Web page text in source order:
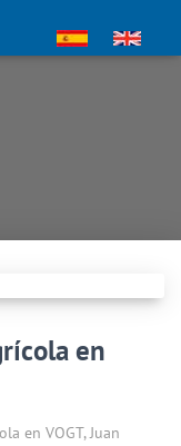
en
en VOGT, Juan